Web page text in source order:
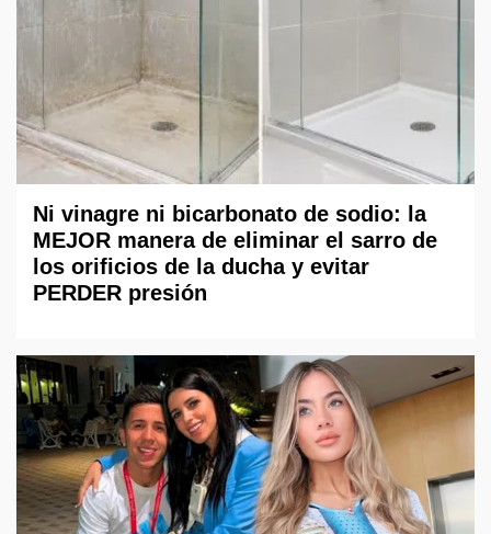
Ni vinagre ni bicarbonato de sodio: la
MEJOR manera de eliminar el sarro de
los orificios de la ducha y evitar
PERDER presión